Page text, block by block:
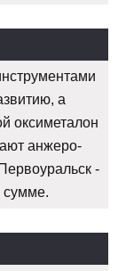
а
оксиметалон
анжеро-
-
сумме.